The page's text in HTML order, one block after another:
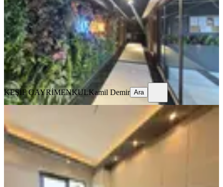
4+1 ·170 m²· 9. Kat ·30.04.2026
9.150.000 ₺
KEŞİF GAYRİMENKULKamil Demir
Ara
KEŞİF GAYRİMENKULKamil Demir Ara
▄seyit Gayrimenkul▄ziya Oral
Cd.üzeri Ultra Lüx Sıfır Sitede 4+1
Mamak, Şehit Cengiz Topel Mahallesi
4+1
·155 m² ·5. Kat
11.949.000 ₺